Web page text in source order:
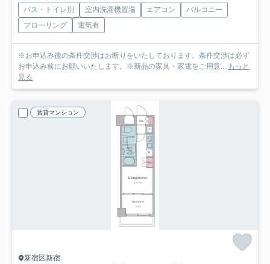
バス・トイレ別 室内洗濯機置場 エアコン
バルコニー
フローリング
電気有
※お申込み後の条件交渉はお断りをいたしております。条件交渉は必ず
お申込み前にお願いいたします。※新品の家具・家電をご用意... もっと
見る
賃貸マンション
新宿区新宿